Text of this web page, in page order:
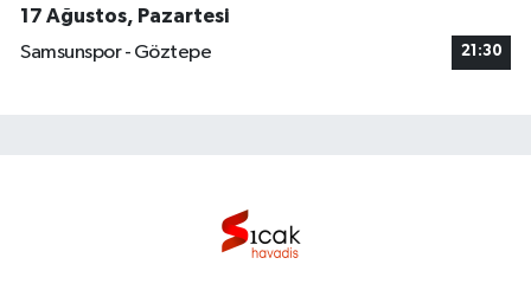
17 Ağustos, Pazartesi
Samsunspor - Göztepe
21:30